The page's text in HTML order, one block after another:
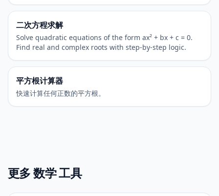
二次方程求解
Solve quadratic equations of the form ax² + bx + c = 0.
Find real and complex roots with step-by-step logic.
平方根计算器
快速计算任何正数的平方根。
更多 数学 工具